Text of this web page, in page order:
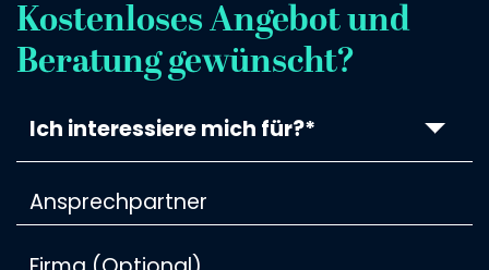
Kostenloses Angebot und
Beratung gewünscht?
Ich interessiere mich für?*